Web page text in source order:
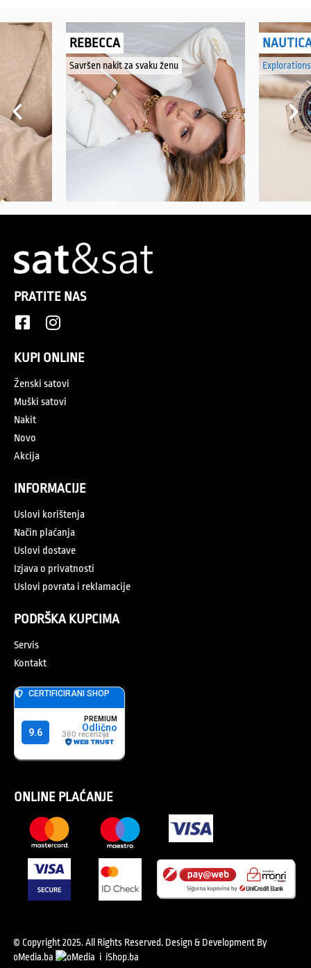
REBECCA
Savršen nakit za svaku ženu
PRATITE NAS
KUPI ONLINE
Ženski satovi
Muški satovi
Nakit
Novo
Akcija
INFORMACIJE
Uslovi korištenja
Način plaćanja
Uslovi dostave
Izjava o privatnosti
Uslovi povrata i reklamacije
PODRŠKA KUPCIMA
Servis
Kontakt
ONLINE PLAĆANJE
© Copyright 2025. All Rights Reserved. Design & Development By
oMedia.ba
i iShop.ba